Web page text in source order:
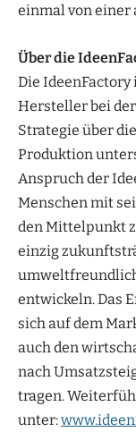
einmal von einer
Über die
Die
Hersteller bei
Strategie über
Produktion
Anspruch der
Menschen mit
den Mittelpunkt
einzig
entwickeln. Das
sich auf dem
auch den
nach
tragen.
unter: